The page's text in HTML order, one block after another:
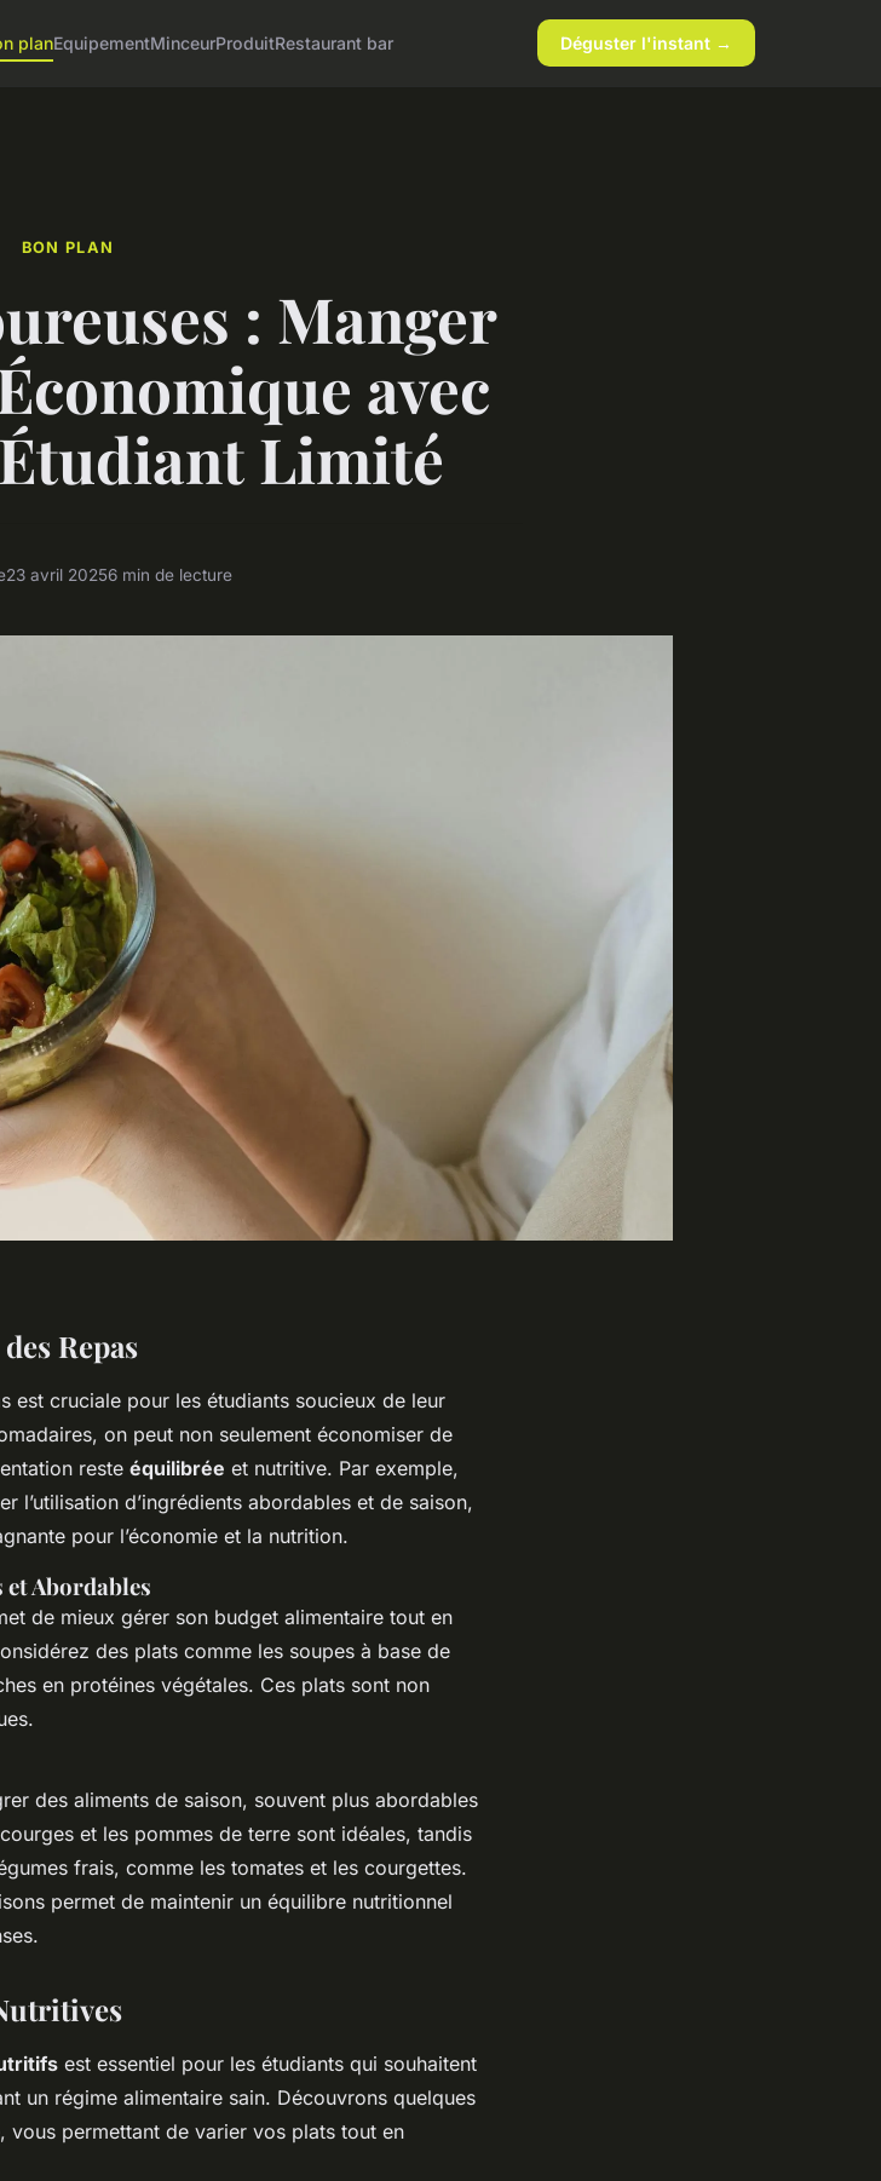
planEquipementMinceurProduitRestaurant bar Déguster l'instant →
BON PLAN
: Manger
avec
Limité
23 avril 20256 min de lecture
Repas
est cruciale pour les étudiants soucieux de leur
on peut non seulement économiser de
reste équilibrée et nutritive. Par exemple,
l’utilisation d’ingrédients abordables et de saison,
pour l’économie et la nutrition.
Abordables
de mieux gérer son budget alimentaire tout en
des plats comme les soupes à base de
en protéines végétales. Ces plats sont non
des aliments de saison, souvent plus abordables
et les pommes de terre sont idéales, tandis
frais, comme les tomates et les courgettes.
permet de maintenir un équilibre nutritionnel
est essentiel pour les étudiants qui souhaitent
un régime alimentaire sain. Découvrons quelques
vous permettant de varier vos plats tout en